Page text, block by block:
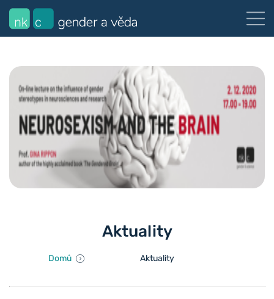
Aktuality
Domů Aktuality